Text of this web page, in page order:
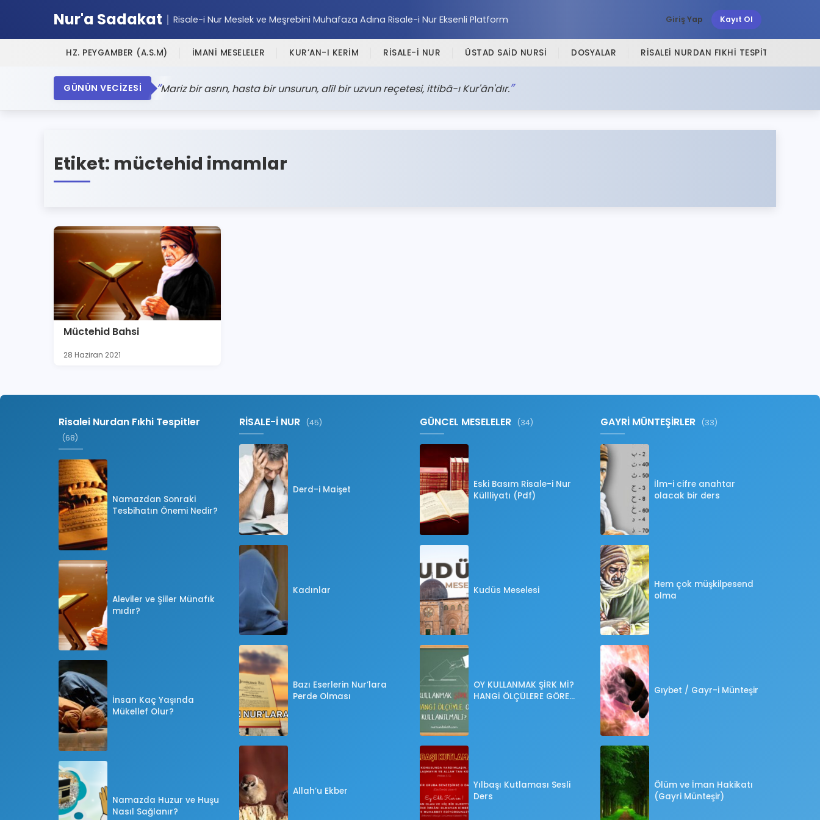
Nur'a Sadakat Risale-i Nur Meslek ve Meşrebini Muhafaza Adına Risale-i Nur Eksenli Platform Giriş Yap Kayıt Ol
HZ. PEYGAMBER (A.S.M) İMANİ MESELELER KUR’AN-I KERİM RİSALE-İ NUR ÜSTAD SAİD NURSİ DOSYALAR RISALEI NURDAN FIKHI TESPITLER
GÜNÜN VECİZESİ Mariz bir asrın, hasta bir unsurun, alîl bir uzvun reçetesi, ittibâ-ı Kur'ân'dır.
Etiket: müctehid imamlar
Müctehid Bahsi
28 Haziran 2021
Risalei Nurdan Fıkhi Tespitler
(68)
Namazdan Sonraki
Tesbihatın Önemi Nedir?
Aleviler ve Şiiler Münafık
mıdır?
İnsan Kaç Yaşında
Mükellef Olur?
Namazda Huzur ve Huşu
Nasıl Sağlanır?
RİSALE-İ NUR (45)
Derd-i Maişet
Kadınlar
Bazı Eserlerin Nur’lara
Perde Olması
Allah’u Ekber
GÜNCEL MESELELER (34)
Eski Basım Risale-i Nur
Küllliyatı (Pdf)
Kudüs Meselesi
OY KULLANMAK ŞİRK Mİ?
HANGİ ÖLÇÜLERE GÖRE
Yılbaşı Kutlaması Sesli
Ders
GAYRİ MÜNTEŞİRLER (33)
İlm-i cifre anahtar
olacak bir ders
Hem çok müşkilpesend
olma
Gıybet / Gayr-i Münteşir
Ölüm ve İman Hakikatı
(Gayri Münteşir)